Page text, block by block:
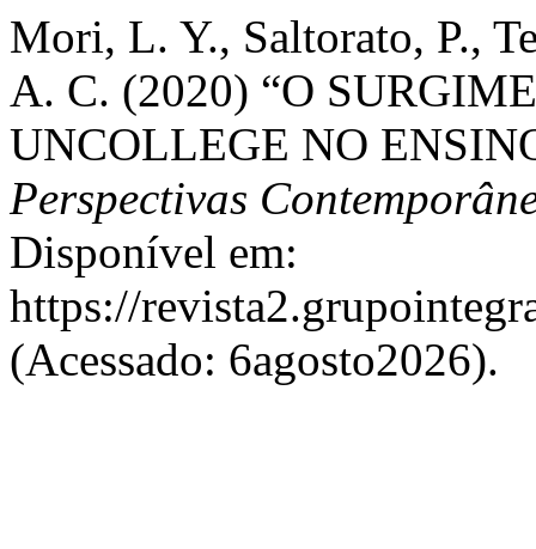
Mori, L. Y., Saltorato, P.,
A. C. (2020) “O
UNCOLLEGE NO
Perspectivas
Disponível em:
https://
(Acessado: 6agosto2026).